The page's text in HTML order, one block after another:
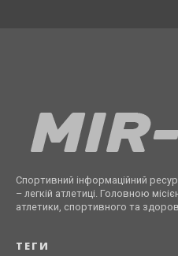
Спортивний інформаційний
– легкій атлетиці. Головною
атлетики, спортивного та
ТЕГИ